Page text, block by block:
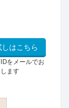
はこちら
をメールでお
ます